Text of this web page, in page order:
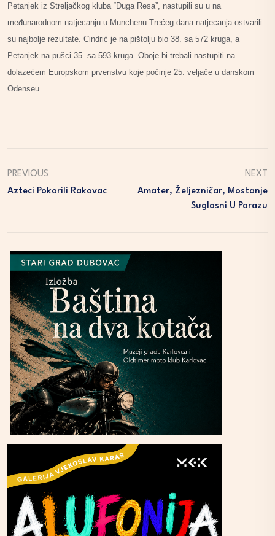
Petanjek iz Streljačkog kluba “Duga Resa”, nastupili su u na
međunarodnom natjecanju u Munchenu.Trećeg dana natjecanja ostvarili
su najbolje rezultate. Cindrić je na pištolju bio 38. sa 572 kruga, a
Petanjek na pušci 35. sa 593 kruga. Oboje bi trebali nastupiti na
dolazećem Europskom prvenstvu koje počinje 25. veljače u danskom
Odenseu.
PREVIOUS
Azteci Pokorili Rakovac
NEXT
Amater, Željezničar, Mostanje
Suglasni U Porazu